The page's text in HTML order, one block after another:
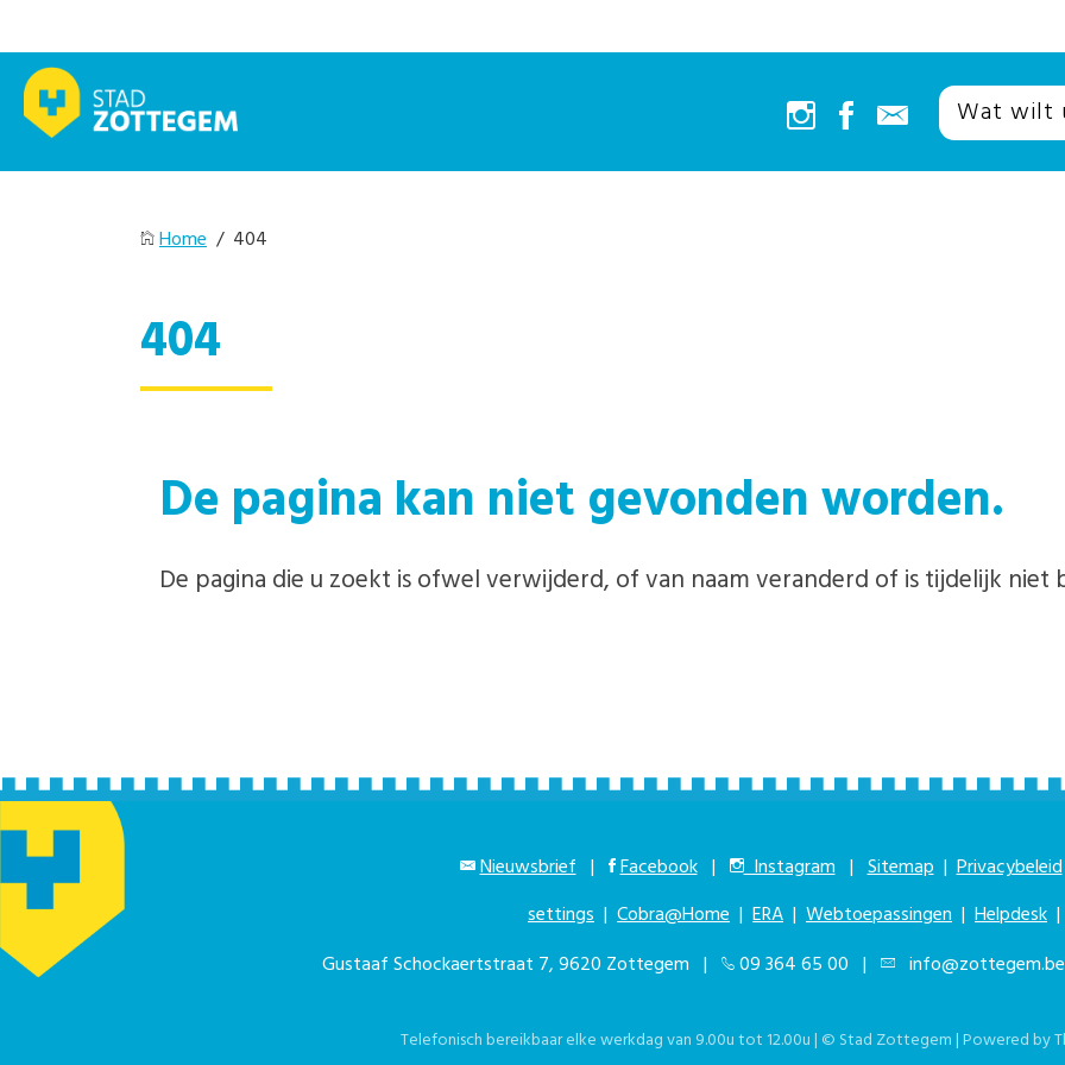
Home / 404
404
De pagina kan niet gevonden worden.
De pagina die u zoekt is ofwel verwijderd, of van naam veranderd of is tijdelijk niet
Nieuwsbrief | Facebook | Instagram | Sitemap |Privacybeleid
settings | Cobra@Home | ERA | Webtoepassingen | Helpdesk
Gustaaf Schockaertstraat 7, 9620 Zottegem |
09 364 65 00 | info@zottegem.be
Telefonisch bereikbaar elke werkdag van 9.00u tot 12.00u | © Stad Zottegem | Powered by